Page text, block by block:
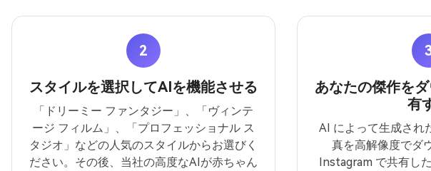
2
スタイルを選択してAIを機能させる
「ドリーミー ファンタジー」、「ヴィンテ
ージ フィルム」、「プロフェッショナル ス
タジオ」などの人気のスタイルからお選びく
ださい。その後、当社の高度なAIが赤ちゃん
あなたの傑作を
有
AI によって生成され
真を高解像度でダ
Instagram で共有し